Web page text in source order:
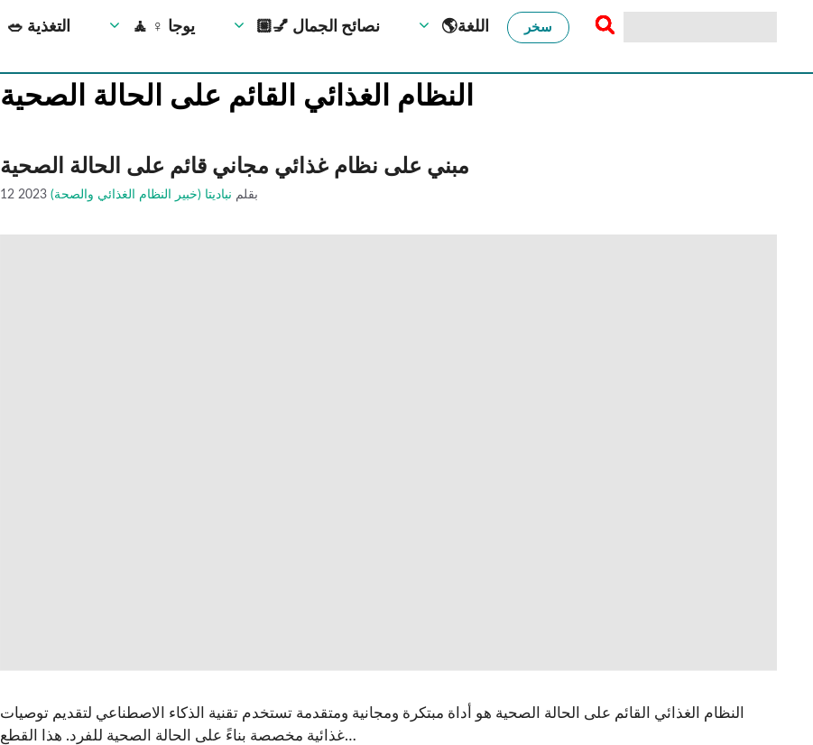
🥗 التغذية 🧘 ‍♀️ يوجا 💅🏼 نصائح الجمال 🌎اللغة سخر
النظام الغذائي القائم على الحالة الصحية
مبني على نظام غذائي مجاني قائم على الحالة الصحية
12 2023 بقلم نباديتا (خبير النظام الغذائي والصحة)
النظام الغذائي القائم على الحالة الصحية هو أداة مبتكرة ومجانية ومتقدمة تستخدم تقنية الذكاء الاصطناعي لتقديم توصيات
غذائية مخصصة بناءً على الحالة الصحية للفرد. هذا القطع…